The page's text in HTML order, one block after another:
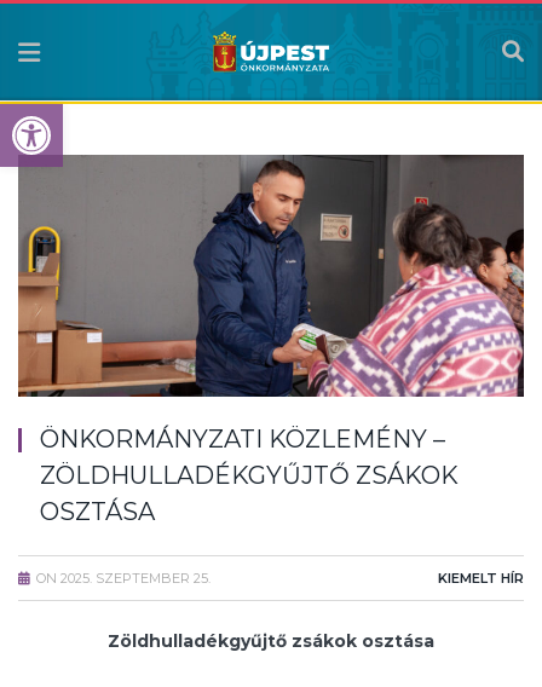
Eszköztár megnyitása
ÖNKORMÁNYZATI KÖZLEMÉNY –
ZÖLDHULLADÉKGYŰJTŐ ZSÁKOK
OSZTÁSA
ON 2025. SZEPTEMBER 25. KIEMELT HÍR
Zöldhulladékgyűjtő zsákok osztása